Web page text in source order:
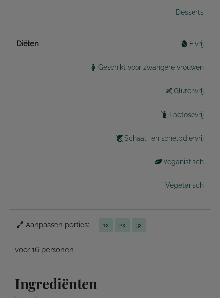
Desserts
Diëten Eivrij
Geschikt voor zwangere vrouwen
Glutenvrij
Lactosevrij
Schaal- en schelpdiervrij
Veganistisch
Vegetarisch
Aanpassen porties: 1x 2x 3x
voor 16 personen
Ingrediënten